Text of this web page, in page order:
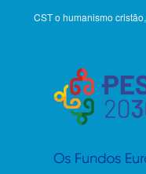
CST o humanismo